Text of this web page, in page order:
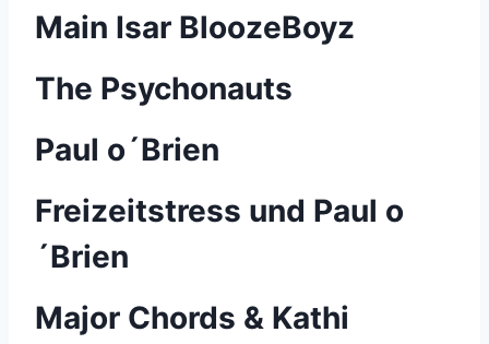
Main Isar BloozeBoyz
The Psychonauts
Paul o´Brien
Freizeitstress und Paul o
´Brien
Major Chords & Kathi